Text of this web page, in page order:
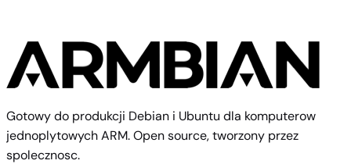
Gotowy do produkcji Debian i Ubuntu dla komputerow
jednoplytowych ARM. Open source, tworzony przez
spolecznosc.